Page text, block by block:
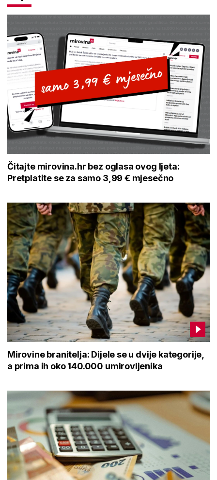
Čitajte mirovina.hr bez oglasa ovog ljeta:
Pretplatite se za samo 3,99 € mjesečno
Mirovine branitelja: Dijele se u dvije kategorije,
a prima ih oko 140.000 umirovljenika